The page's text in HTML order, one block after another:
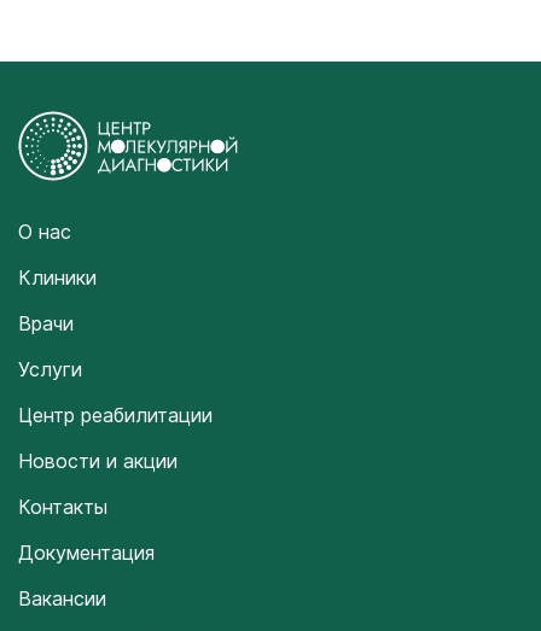
О нас
Клиники
Врачи
Услуги
Центр реабилитации
Новости и акции
Контакты
Документация
Вакансии